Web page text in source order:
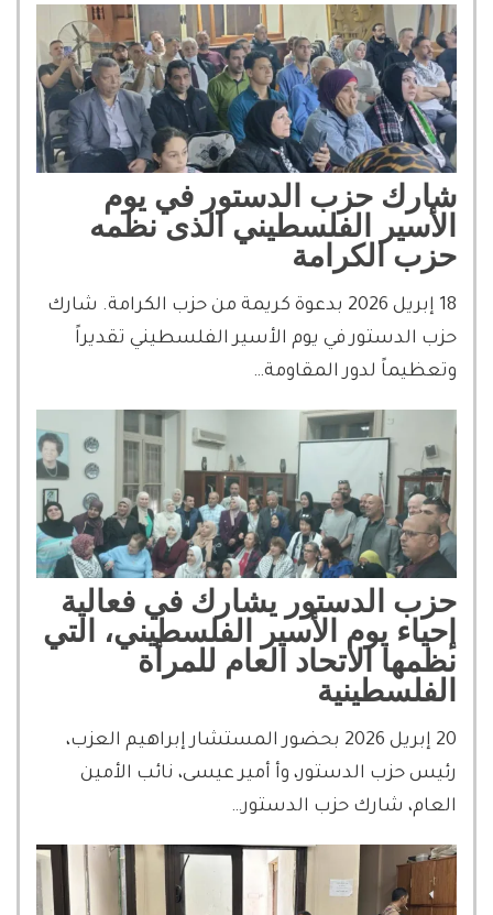
شارك حزب الدستور في يوم
الأسير الفلسطيني الذى نظمه
حزب الكرامة
18 إبريل 2026 بدعوة كريمة من حزب الكرامة. شارك
حزب الدستور في يوم الأسير الفلسطيني تقديراً
وتعظيماً لدور المقاومة…
حزب الدستور يشارك في فعالية
إحياء يوم الأسير الفلسطيني، التي
نظمها الاتحاد العام للمرأة
الفلسطينية
20 إبريل 2026 بحضور المستشار إبراهيم العزب،
رئيس حزب الدستور، وأ أمير عيسى، نائب الأمين
العام، شارك حزب الدستور…